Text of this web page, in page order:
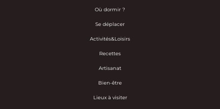
Où dormir ?
Se déplacer
Activités&Loisirs
Recettes
Artisanat
Bien-être
Lieux à visiter